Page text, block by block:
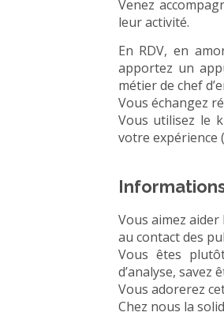
Venez
leur activité.
En RDV, en
apportez un
métier de chef
Vous échangez
Vous utilisez le
votre expérience
Vous aimez
au contact des
Vous êtes
d’analyse, savez
Vous adorerez
Chez nous la